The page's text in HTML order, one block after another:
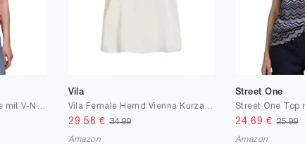
Vila
29.56 € 34.99
Amazon
Street One
24.69 €25.99
Amazon